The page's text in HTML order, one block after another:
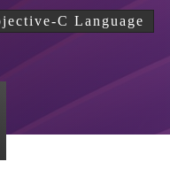
C Language